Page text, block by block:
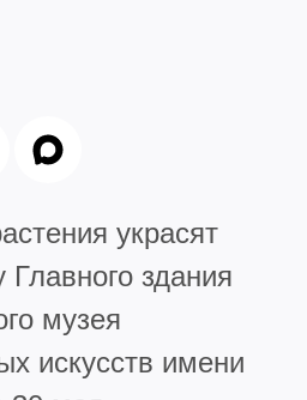
украсят
Главного здания
музея
искусств имени